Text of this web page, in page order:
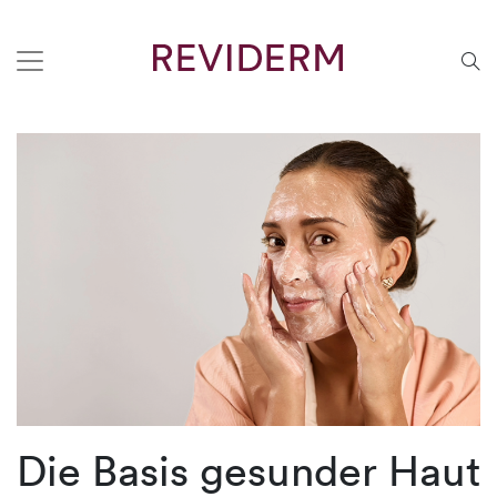
Die Basis gesunder Haut